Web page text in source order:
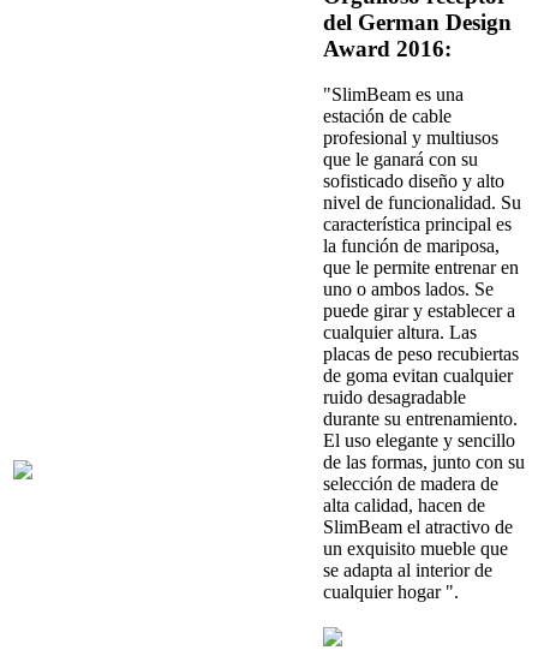
del German Design
Award 2016:
"SlimBeam es una
estación de cable
profesional y multiusos
que le ganará con su
sofisticado diseño y alto
nivel de funcionalidad. Su
característica principal es
la función de mariposa,
que le permite entrenar en
uno o ambos lados. Se
puede girar y establecer a
cualquier altura. Las
placas de peso recubiertas
de goma evitan cualquier
ruido desagradable
durante su entrenamiento.
El uso elegante y sencillo
de las formas, junto con su
selección de madera de
alta calidad, hacen de
SlimBeam el atractivo de
un exquisito mueble que
se adapta al interior de
cualquier hogar ".